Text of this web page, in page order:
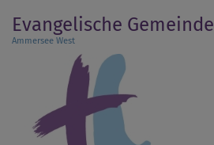
zum
Inhalt
Evangelische Gemeinde
Ammersee West